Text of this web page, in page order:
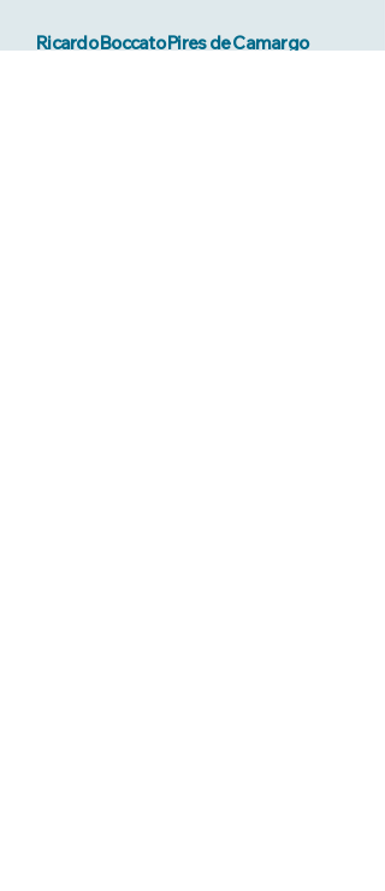
Ricardo Boccato Pires de Camargo